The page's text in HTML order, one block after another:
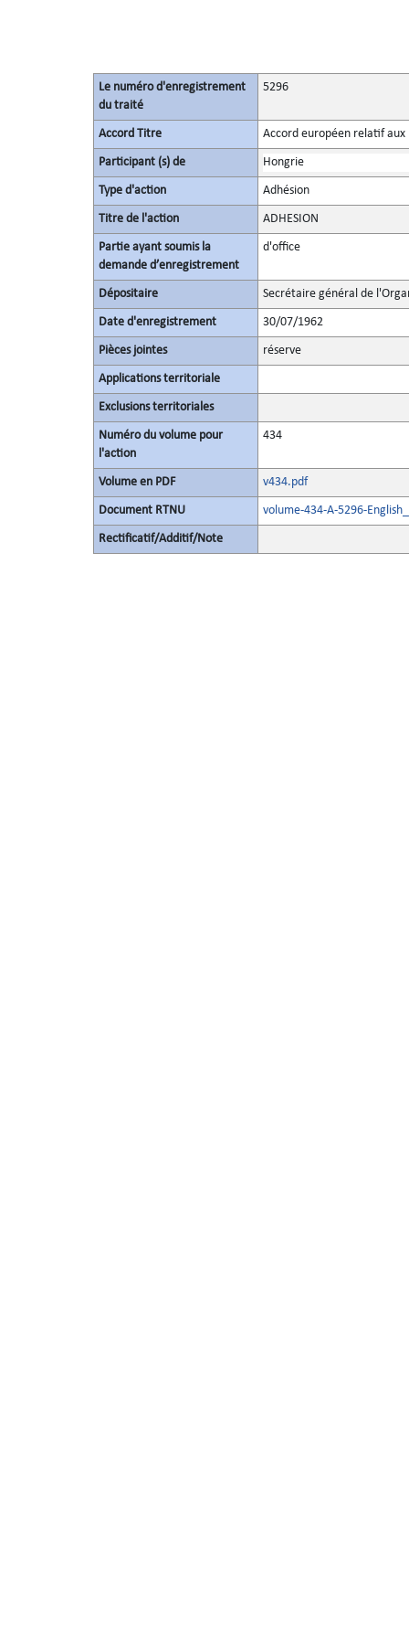
Le numéro d'enregistrement
du traité
5296
Accord Titre Accord européen relatif
Participant (s) de Hongrie
Type d'action Adhésion
Titre de l'action ADHESION
Partie ayant soumis la
demande d’enregistrement
d'office
Dépositaire Secrétaire général de
Date d'enregistrement 30/07/1962
Pièces jointes réserve
Applications territoriale
Exclusions territoriales
Numéro du volume pour
l'action
434
Volume en PDF v434.pdf
Document RTNU volume-434-A-5296-
Rectificatif/Additif/Note